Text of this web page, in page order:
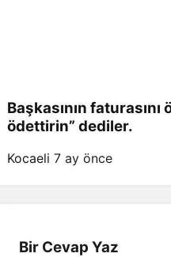
Başkasının
ödettirin” dediler.
Kocaeli 7 ay önce
Bir Cevap Yaz